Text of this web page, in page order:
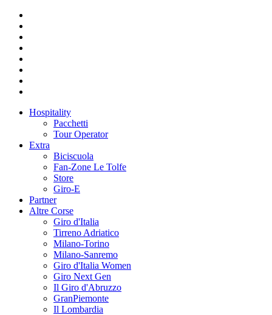
Hospitality
Pacchetti
Tour Operator
Extra
Biciscuola
Fan-Zone Le Tolfe
Store
Giro-E
Partner
Altre Corse
Giro d'Italia
Tirreno Adriatico
Milano-Torino
Milano-Sanremo
Giro d'Italia Women
Giro Next Gen
Il Giro d'Abruzzo
GranPiemonte
Il Lombardia